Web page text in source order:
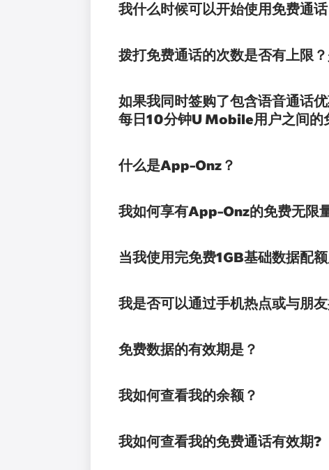
我什么时候可以开始使用免费通话
拨打免费通话的次数是否有上限
如果我同时签购了包含语音通话
每日10分钟U Mobile用户之间的
什么是App-Onz？
我如何享有App-Onz的免费无限
当我使用完免费1GB基础数据配
我是否可以通过手机热点或与朋
免费数据的有效期是？
我如何查看我的余额？
我如何查看我的免费通话有效期?